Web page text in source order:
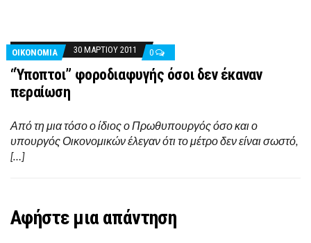
ΟΙΚΟΝΟΜΊΑ 30 ΜΑΡΤΊΟΥ 2011 0
“Ύποπτοι” φοροδιαφυγής όσοι δεν έκαναν
περαίωση
Από τη μια τόσο ο ίδιος ο Πρωθυπουργός όσο και ο
υπουργός Οικονομικών έλεγαν ότι το μέτρο δεν είναι σωστό,
[…]
Αφήστε μια απάντηση